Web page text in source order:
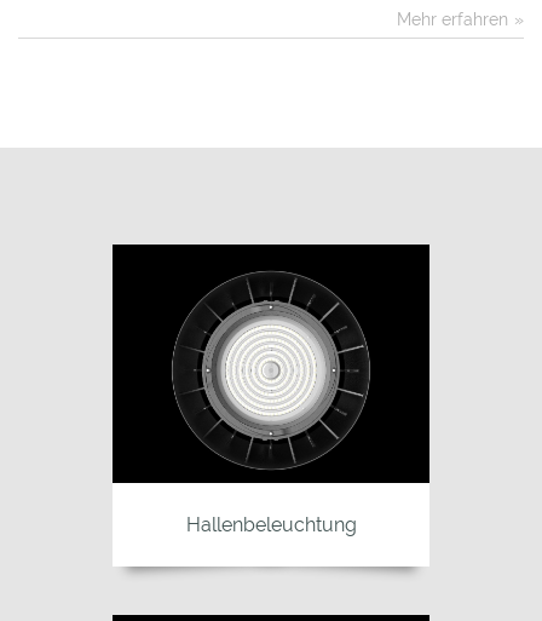
Mehr erfahren
Hallenbeleuchtung